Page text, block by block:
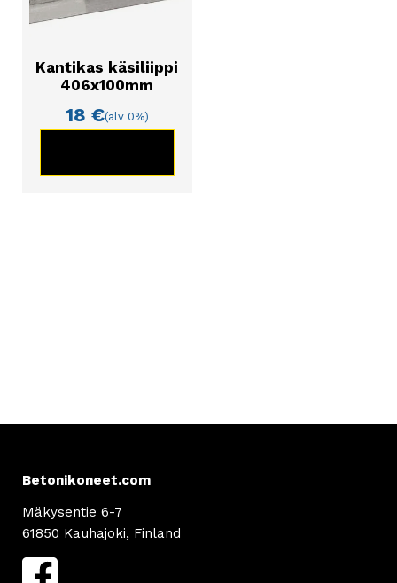
Kantikas käsiliippi
406x100mm
18 €(alv 0%)
Betonikoneet.com
Mäkysentie 6-7
61850 Kauhajoki, Finland